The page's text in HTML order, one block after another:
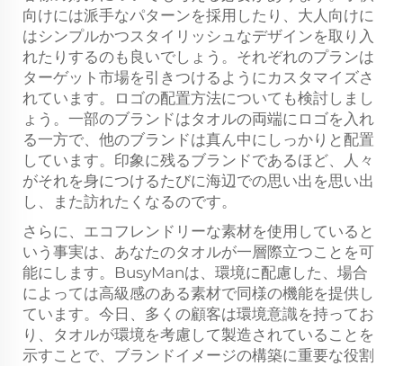
向けには派手なパターンを採用したり、大人向けに
はシンプルかつスタイリッシュなデザインを取り入
れたりするのも良いでしょう。それぞれのプランは
ターゲット市場を引きつけるようにカスタマイズさ
れています。ロゴの配置方法についても検討しまし
ょう。一部のブランドはタオルの両端にロゴを入れ
る一方で、他のブランドは真ん中にしっかりと配置
しています。印象に残るブランドであるほど、人々
がそれを身につけるたびに海辺での思い出を思い出
し、また訪れたくなるのです。
さらに、エコフレンドリーな素材を使用していると
いう事実は、あなたのタオルが一層際立つことを可
能にします。BusyManは、環境に配慮した、場合
によっては高級感のある素材で同様の機能を提供し
ています。今日、多くの顧客は環境意識を持ってお
り、タオルが環境を考慮して製造されていることを
示すことで、ブランドイメージの構築に重要な役割